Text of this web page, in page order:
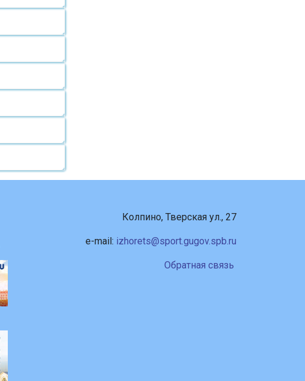
Колпино, Тверская ул., 27
e-mail: izhorets@sport.gugov.spb.ru
Обратная связь